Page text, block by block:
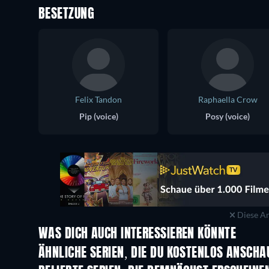
BESETZUNG
Felix Tandon
Pip (voice)
Raphaella Crow
Posy (voice)
Diese
WAS DICH AUCH INTERESSIEREN KÖNNTE
Serie
ÄHNLICHE SERIEN, DIE DU KOSTENLOS
Serie Serie